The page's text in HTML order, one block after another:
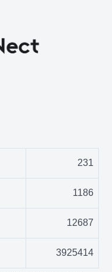
231
1186
12687
3925414